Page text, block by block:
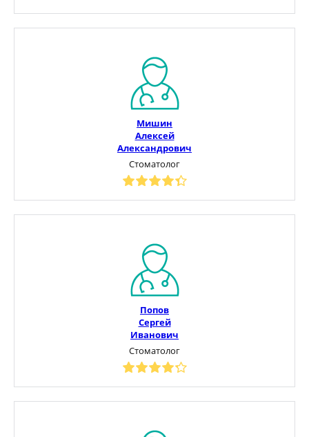
Мишин
Алексей
Александрович
Стоматолог
Попов
Сергей
Иванович
Стоматолог